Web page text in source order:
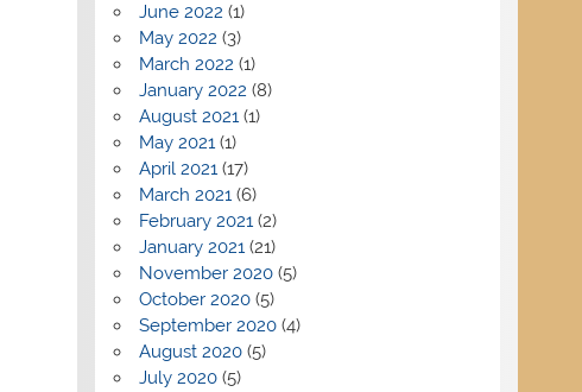
June 2022 (1)
May 2022 (3)
March 2022 (1)
January 2022 (8)
August 2021(1)
May 2021(1)
April 2021(17)
March 2021(6)
February 2021(2)
January 2021(21)
November 2020(5)
October 2020(5)
September 2020(4)
August 2020(5)
July 2020(5)